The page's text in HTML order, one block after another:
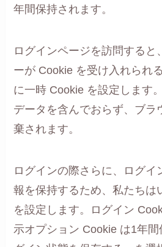
年間保持されます。
ログインページを訪問すると
ーが Cookie を受け入れられ
に一時 Cookie を設定します
データを含んでおらず、ブラ
棄されます。
ログインの際さらに、ログイ
報を保持するため、私たちは
を設定します。ログイン
示オプション Cookie は1年